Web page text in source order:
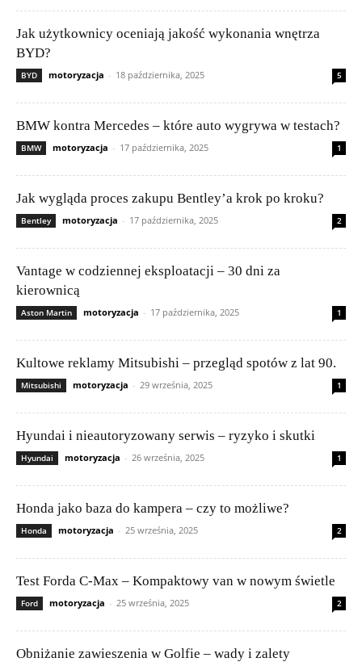
Jak użytkownicy oceniają jakość wykonania wnętrza
BYD?
BYD motoryzacja - 18 października, 2025 5
BMW kontra Mercedes – które auto wygrywa w testach?
BMW motoryzacja - 17 października, 2025 1
Jak wygląda proces zakupu Bentley’a krok po kroku?
Bentley motoryzacja - 17 października, 2025 2
Vantage w codziennej eksploatacji – 30 dni za
kierownicą
Aston Martin motoryzacja - 17 października, 2025 1
Kultowe reklamy Mitsubishi – przegląd spotów z lat 90.
Mitsubishi motoryzacja - 29 września, 2025 1
Hyundai i nieautoryzowany serwis – ryzyko i skutki
Hyundai motoryzacja - 26 września, 2025 1
Honda jako baza do kampera – czy to możliwe?
Honda motoryzacja - 25 września, 2025 2
Test Forda C-Max – Kompaktowy van w nowym świetle
Ford motoryzacja - 25 września, 2025 2
Obniżanie zawieszenia w Golfie – wady i zalety